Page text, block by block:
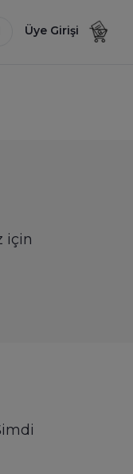
Üye Girişi
için